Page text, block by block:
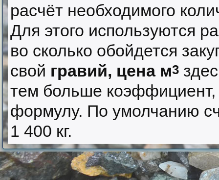
расчёт необходимого
Для этого используются
во сколько обойдется
свой гравий, цена м3
тем больше коэффициент,
формулу. По умолчанию
1 400 кг.